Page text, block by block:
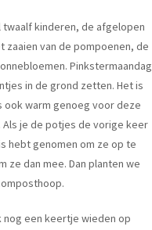
twaalf kinderen, de afgelopen
zaaien van de pompoenen, de
Pinkstermaandag
in de grond zetten. Het is
ook warm genoeg voor deze
Als je de potjes de vorige keer
hebt genomen om ze op te
ze dan mee. Dan planten we
nog een keertje wieden op